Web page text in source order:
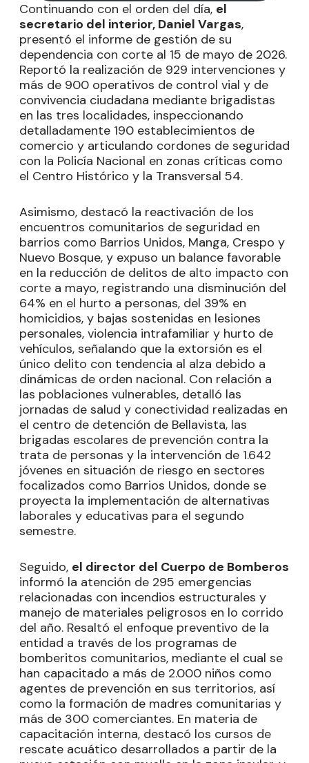
Continuando con el orden del día, el
secretario del interior, Daniel Vargas,
presentó el informe de gestión de su
dependencia con corte al 15 de mayo de 2026.
Reportó la realización de 929 intervenciones y
más de 900 operativos de control vial y de
convivencia ciudadana mediante brigadistas
en las tres localidades, inspeccionando
detalladamente 190 establecimientos de
comercio y articulando cordones de seguridad
con la Policía Nacional en zonas críticas como
el Centro Histórico y la Transversal 54.
Asimismo, destacó la reactivación de los
encuentros comunitarios de seguridad en
barrios como Barrios Unidos, Manga, Crespo y
Nuevo Bosque, y expuso un balance favorable
en la reducción de delitos de alto impacto con
corte a mayo, registrando una disminución del
64% en el hurto a personas, del 39% en
homicidios, y bajas sostenidas en lesiones
personales, violencia intrafamiliar y hurto de
vehículos, señalando que la extorsión es el
único delito con tendencia al alza debido a
dinámicas de orden nacional. Con relación a
las poblaciones vulnerables, detalló las
jornadas de salud y conectividad realizadas en
el centro de detención de Bellavista, las
brigadas escolares de prevención contra la
trata de personas y la intervención de 1.642
jóvenes en situación de riesgo en sectores
focalizados como Barrios Unidos, donde se
proyecta la implementación de alternativas
laborales y educativas para el segundo
semestre.
Seguido, el director del Cuerpo de Bomberos
informó la atención de 295 emergencias
relacionadas con incendios estructurales y
manejo de materiales peligrosos en lo corrido
del año. Resaltó el enfoque preventivo de la
entidad a través de los programas de
bomberitos comunitarios, mediante el cual se
han capacitado a más de 2.000 niños como
agentes de prevención en sus territorios, así
como la formación de madres comunitarias y
más de 300 comerciantes. En materia de
capacitación interna, destacó los cursos de
rescate acuático desarrollados a partir de la